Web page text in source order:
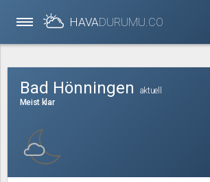
HAVADURUMU.CO
Bad Hönningen
aktuell
Meist klar